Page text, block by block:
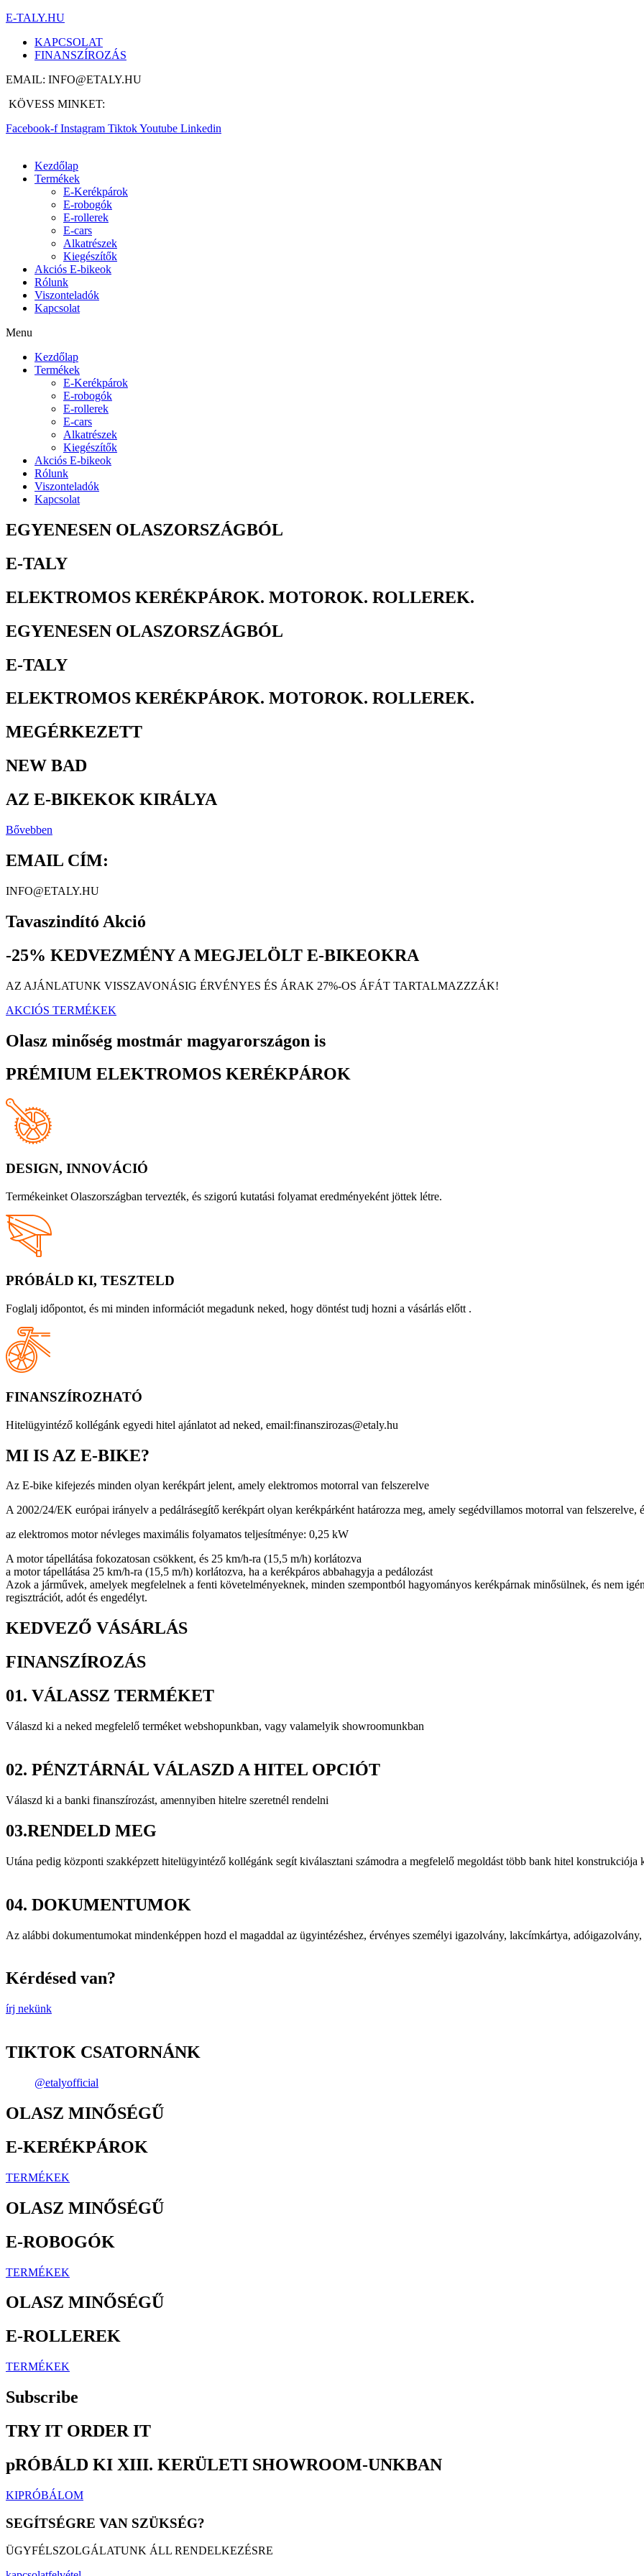
E-TALY.HU
KAPCSOLAT
FINANSZÍROZÁS
EMAIL: INFO@ETALY.HU
KÖVESS MINKET:
Facebook-f Instagram TiktokYoutube Linkedin
Kezdőlap
Termékek
E-Kerékpárok
E-robogók
E-rollerek
E-cars
Alkatrészek
Kiegészítők
Akciós E-bikeok
Rólunk
Viszonteladók
Kapcsolat
Menu
Kezdőlap
Termékek
E-Kerékpárok
E-robogók
E-rollerek
E-cars
Alkatrészek
Kiegészítők
Akciós E-bikeok
Rólunk
Viszonteladók
Kapcsolat
EGYENESEN OLASZORSZÁGBÓL
E-TALY
ELEKTROMOS KERÉKPÁROK. MOTOROK. ROLLEREK.
EGYENESEN OLASZORSZÁGBÓL
E-TALY
ELEKTROMOS KERÉKPÁROK. MOTOROK. ROLLEREK.
MEGÉRKEZETT
NEW BAD
AZ E-BIKEKOK KIRÁLYA
Bővebben
EMAIL CÍM:
INFO@ETALY.HU
Tavaszindító Akció
-25% KEDVEZMÉNY A MEGJELÖLT E-BIKEOKRA
AZ AJÁNLATUNK VISSZAVONÁSIG ÉRVÉNYES ÉS ÁRAK 27%-OS ÁFÁT TARTALMAZZZÁK!
AKCIÓS TERMÉKEK
Olasz minőség mostmár magyarországon is
PRÉMIUM ELEKTROMOS KERÉKPÁROK
DESIGN, INNOVÁCIÓ
Termékeinket Olaszországban tervezték, és szigorú kutatási folyamat eredményeként jöttek létre.
PRÓBÁLD KI, TESZTELD
Foglalj időpontot, és mi minden információt megadunk neked, hogy döntést tudj hozni a vásárlás előtt .
FINANSZÍROZHATÓ
Hitelügyintéző kollégánk egyedi hitel ajánlatot ad neked, email:finanszirozas@etaly.hu
MI IS AZ E-BIKE?
Az E-bike kifejezés minden olyan kerékpárt jelent, amely elektromos motorral van felszerelve
A 2002/24/EK európai irányelv a pedálrásegítő kerékpárt olyan kerékpárként határozza meg, amely segédvillamos motorral van felszerelve,
az elektromos motor névleges maximális folyamatos teljesítménye: 0,25 kW
A motor tápellátása fokozatosan csökkent, és 25 km/h-ra (15,5 m/h) korlátozva
a motor tápellátása 25 km/h-ra (15,5 m/h) korlátozva, ha a kerékpáros abbahagyja a pedálozást
Azok a járművek, amelyek megfelelnek a fenti követelményeknek, minden szempontból hagyományos kerékpárnak minősülnek, és nem
regisztrációt, adót és engedélyt.
KEDVEZŐ VÁSÁRLÁS
FINANSZÍROZÁS
01. VÁLASSZ TERMÉKET
Válaszd ki a neked megfelelő terméket webshopunkban, vagy valamelyik showroomunkban
02. PÉNZTÁRNÁL VÁLASZD A HITEL OPCIÓT
Válaszd ki a banki finanszírozást, amennyiben hitelre szeretnél rendelni
03.RENDELD MEG
Utána pedig központi szakképzett hitelügyintéző kollégánk segít kiválasztani számodra a megfelelő megoldást több bank hitel konstrukciója
04. DOKUMENTUMOK
Az alábbi dokumentumokat mindenképpen hozd el magaddal az ügyintézéshez, érvényes személyi igazolvány, lakcímkártya,
Kérdésed van?
írj nekünk
TIKTOK CSATORNÁNK
@etalyofficial
OLASZ MINŐSÉGŰ
E-KERÉKPÁROK
TERMÉKEK
OLASZ MINŐSÉGŰ
E-ROBOGÓK
TERMÉKEK
OLASZ MINŐSÉGŰ
E-ROLLEREK
TERMÉKEK
Subscribe
TRY IT ORDER IT
pRÓBÁLD KI XIII. KERÜLETI SHOWROOM-UNKBAN
KIPRÓBÁLOM
SEGÍTSÉGRE VAN SZÜKSÉG?
ÜGYFÉLSZOLGÁLATUNK ÁLL RENDELKEZÉSRE